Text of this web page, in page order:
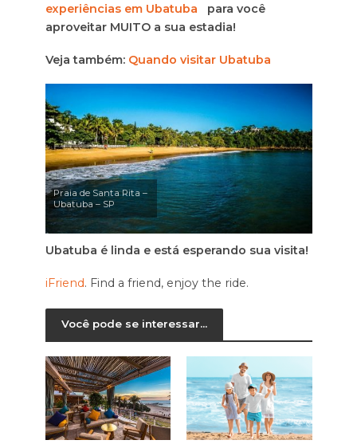
experiências em Ubatuba
para você
aproveitar MUITO a sua estadia!
Veja também: Quando visitar Ubatuba
Praia de Santa Rita –
Ubatuba – SP
Ubatuba é linda e está esperando sua visita!
iFriend. Find a friend, enjoy the ride.
Você pode se interessar...